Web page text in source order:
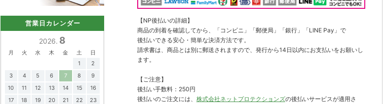
【NP後払いの詳細】
商品の到着を確認してから、「コンビニ」「郵便局」「銀行」「LINE Pay」で
後払いできる安心・簡単な決済方法です。
請求書は、商品とは別に郵送されますので、発行から14日以内にお支払いをお願いし
ます。
【ご注意】
後払い手数料：250円
後払いのご注文には、 株式会社ネットプロテクションズの後払いサービスが適用さ
営業日カレンダー
2026. 8
月 火 水 木 金 土
日
1
2
3
4 5 6 7 8
9
10
11 12 13 14 15
16
17
18 19 20 21 22
23